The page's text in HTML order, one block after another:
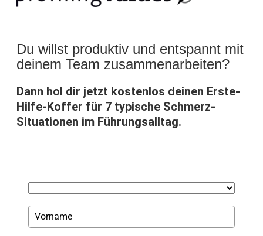
Du willst produktiv und entspannt mit
deinem Team zusammenarbeiten?
Dann hol dir jetzt kostenlos deinen Erste-
Hilfe-Koffer für 7 typische Schmerz-
Situationen im Führungsalltag.